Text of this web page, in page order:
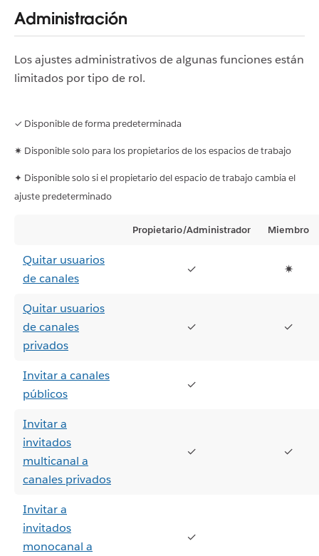
Administración
Los ajustes administrativos de algunas funciones están
limitados por tipo de rol.
✓ Disponible de forma predeterminada
✷ Disponible solo para los propietarios de los espacios de trabajo
✦ Disponible solo si el propietario del espacio de trabajo cambia el
ajuste predeterminado
Propietario/Administrador Miembro
Quitar usuarios
de canales
✓ ✷
Quitar usuarios
de canales
privados
✓ ✓
Invitar a canales
públicos
✓
Invitar a
invitados
multicanal a
canales privados
✓ ✓
Invitar a
invitados
monocanal a
✓